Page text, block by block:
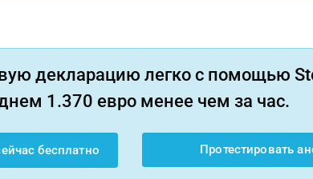
декларацию легко с помощью
1.370 евро менее чем за час.
бесплатно Протестировать